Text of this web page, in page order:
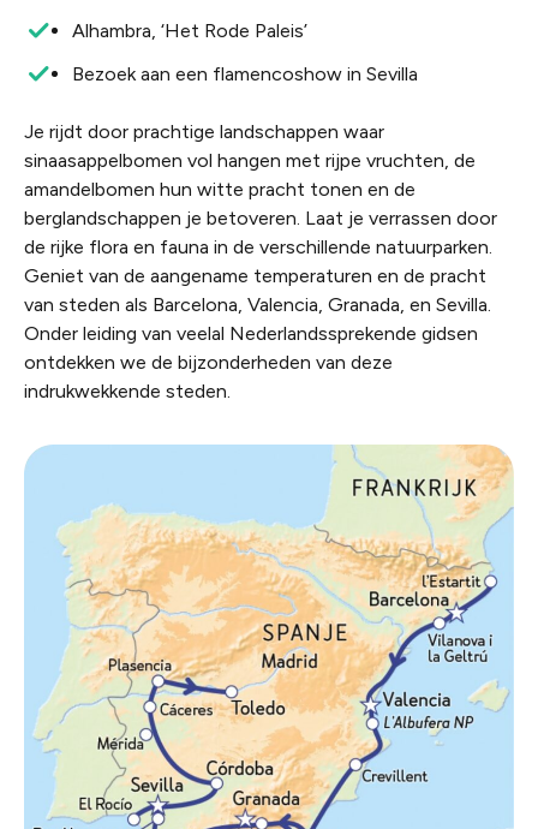
Alhambra, ‘Het Rode Paleis’
Bezoek aan een flamencoshow in Sevilla
Je rijdt door prachtige landschappen waar
sinaasappelbomen vol hangen met rijpe vruchten, de
amandelbomen hun witte pracht tonen en de
berglandschappen je betoveren. Laat je verrassen door
de rijke flora en fauna in de verschillende natuurparken.
Geniet van de aangename temperaturen en de pracht
van steden als Barcelona, Valencia, Granada, en Sevilla.
Onder leiding van veelal Nederlandssprekende gidsen
ontdekken we de bijzonderheden van deze
indrukwekkende steden.